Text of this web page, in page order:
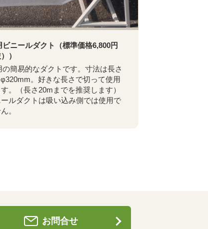
ビニールダクト（標準価格6,800円
）
の簡易的なダクトです。寸法は長さ
。好きな長さで切って使用
。（長さ20mまでを推奨します）
ルダクトは吸い込み側では使用で
。
お問合せ